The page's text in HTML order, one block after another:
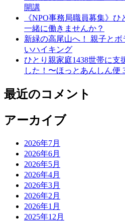
開講
《NPO事務局職員募集》ひ
一緒に働きませんか？
新緑の高尾山へ！ 親子と
いハイキング
ひとり親家庭1438世帯に支
した！〜ほっとあんしん便
最近のコメント
アーカイブ
2026年7月
2026年6月
2026年5月
2026年4月
2026年3月
2026年2月
2026年1月
2025年12月